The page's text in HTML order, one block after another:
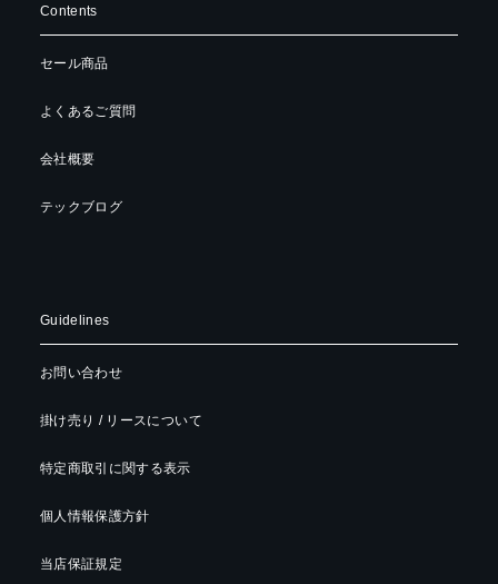
Contents
セール商品
よくあるご質問
会社概要
テックブログ
Guidelines
お問い合わせ
掛け売り / リースについて
特定商取引に関する表示
個人情報保護方針
当店保証規定